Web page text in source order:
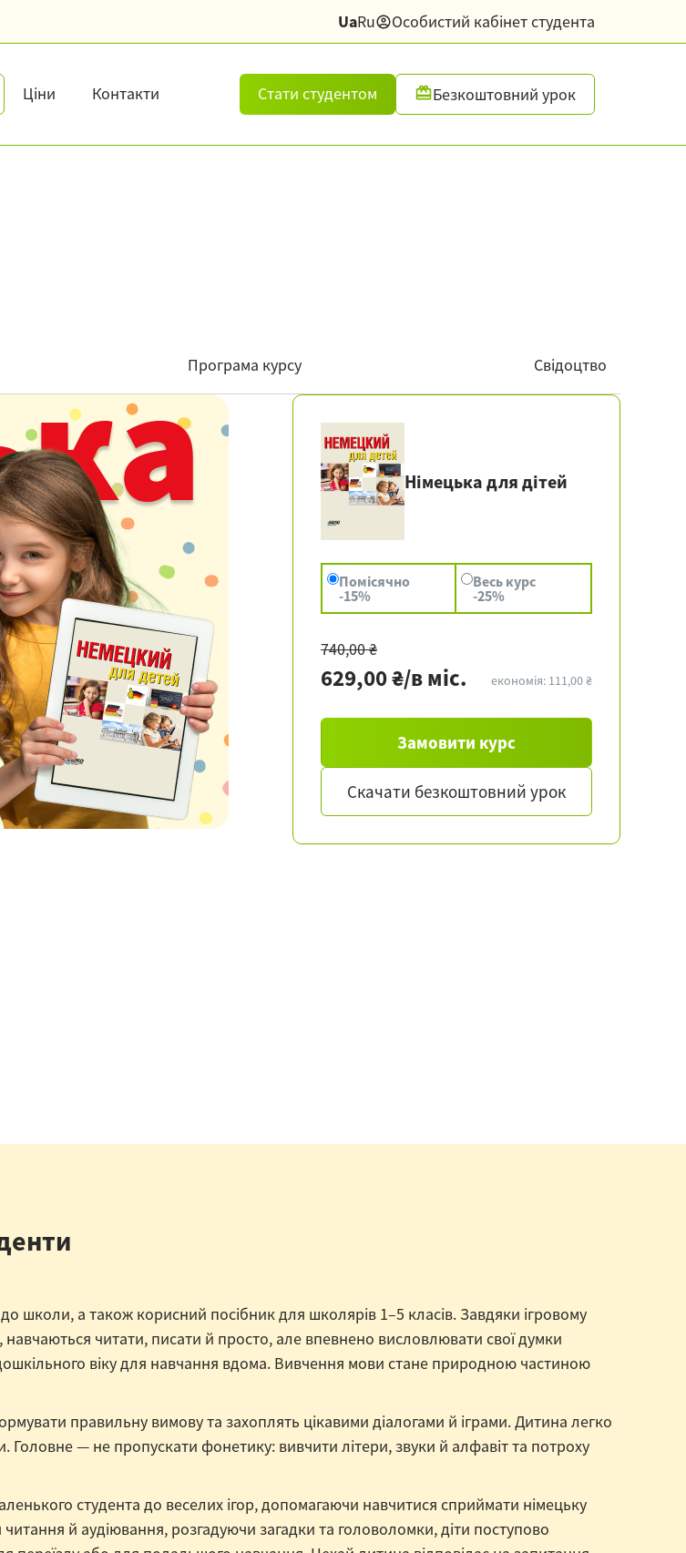
UaRu Особистий кабінет студента
Ціни Контакти Стати студентом Безкоштовний урок
Німецька для дітей
Помісячно
-15%
Весь курс
-25%
740,00 ₴
629,00 ₴/в міс. економія: 111,00 ₴
Замовити курс
Скачати безкоштовний урок
Програма курсу Свідоцтво
школи, а також корисний посібник для школярів 1–5 класів. Завдяки ігровому
читати, писати й просто, але впевнено висловлювати свої думки
віку для навчання вдома. Вивчення мови стане природною частиною
правильну вимову та захоплять цікавими діалогами й іграми. Дитина легко
Головне — не пропускати фонетику: вивчити літери, звуки й алфавіт та потроху
студента до веселих ігор, допомагаючи навчитися сприймати німецьку
й аудіювання, розгадуючи загадки та головоломки, діти поступово